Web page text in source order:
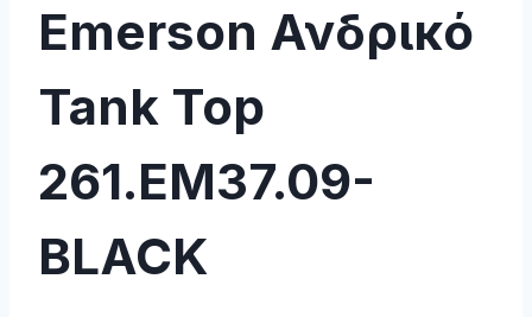
Emerson Ανδρικό
Tank Top
261.EM37.09-
BLACK